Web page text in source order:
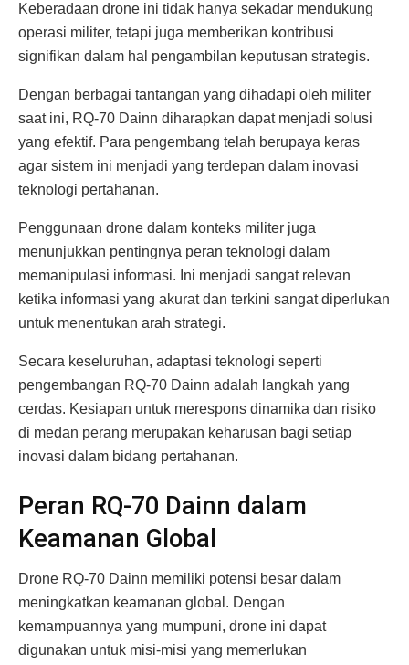
Keberadaan drone ini tidak hanya sekadar mendukung
operasi militer, tetapi juga memberikan kontribusi
signifikan dalam hal pengambilan keputusan strategis.
Dengan berbagai tantangan yang dihadapi oleh militer
saat ini, RQ-70 Dainn diharapkan dapat menjadi solusi
yang efektif. Para pengembang telah berupaya keras
agar sistem ini menjadi yang terdepan dalam inovasi
teknologi pertahanan.
Penggunaan drone dalam konteks militer juga
menunjukkan pentingnya peran teknologi dalam
memanipulasi informasi. Ini menjadi sangat relevan
ketika informasi yang akurat dan terkini sangat diperlukan
untuk menentukan arah strategi.
Secara keseluruhan, adaptasi teknologi seperti
pengembangan RQ-70 Dainn adalah langkah yang
cerdas. Kesiapan untuk merespons dinamika dan risiko
di medan perang merupakan keharusan bagi setiap
inovasi dalam bidang pertahanan.
Peran RQ-70 Dainn dalam
Keamanan Global
Drone RQ-70 Dainn memiliki potensi besar dalam
meningkatkan keamanan global. Dengan
kemampuannya yang mumpuni, drone ini dapat
digunakan untuk misi-misi yang memerlukan